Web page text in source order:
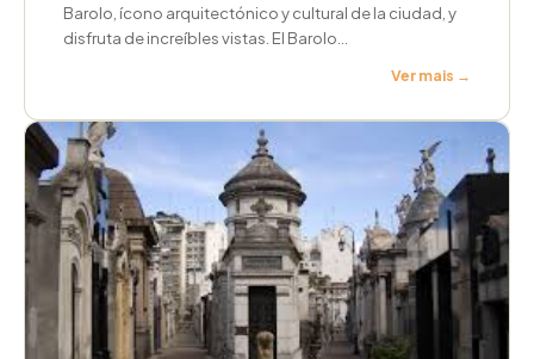
Barolo, ícono arquitectónico y cultural de la ciudad, y
disfruta de increíbles vistas. El Barolo...
Ver mais →